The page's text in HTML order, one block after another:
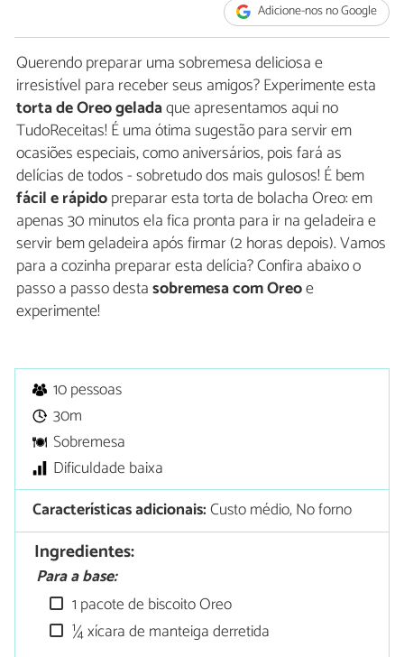
Adicione-nos no Google
Querendo preparar uma sobremesa deliciosa e
irresistível para receber seus amigos? Experimente esta
torta de Oreo geladaque apresentamos aqui no
TudoReceitas! É uma ótima sugestão para servir em
ocasiões especiais, como aniversários, pois fará as
delícias de todos - sobretudo dos mais gulosos! É bem
fácil e rápidopreparar esta torta de bolacha Oreo: em
apenas 30 minutos ela fica pronta para ir na geladeira e
servir bem geladeira após firmar (2 horas depois). Vamos
para a cozinha preparar esta delícia? Confira abaixo o
passo a passo destasobremesa com Oreoe
experimente!
10 pessoas
30m
Sobremesa
Dificuldade baixa
Características adicionais:Custo médio, No forno
Ingredientes:
Para a base:
1 pacote de biscoito Oreo
¼ xícara de manteiga derretida